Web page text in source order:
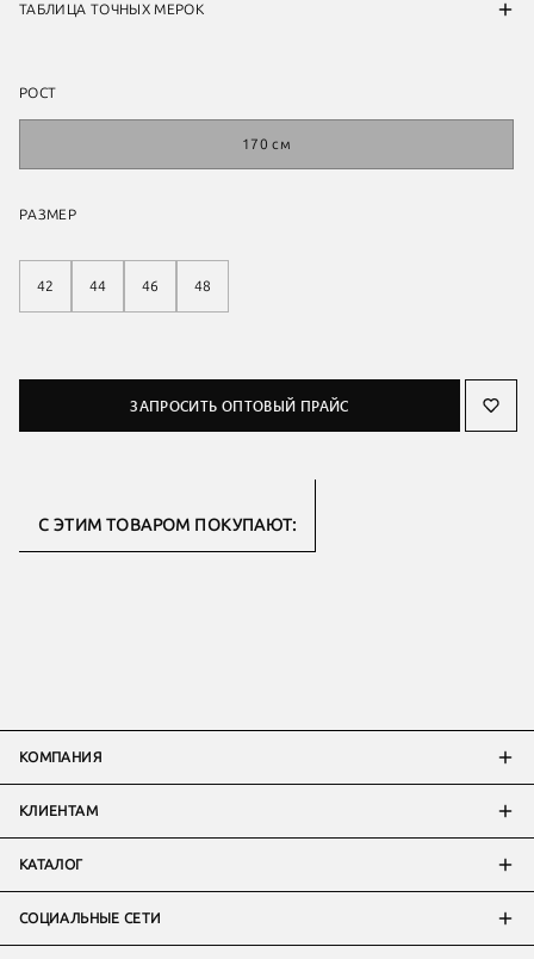
ТАБЛИЦА ТОЧНЫХ МЕРОК
РОСТ
170 см
РАЗМЕР
42 44 46 48
ЗАПРОСИТЬ ОПТОВЫЙ ПРАЙС
С ЭТИМ ТОВАРОМ ПОКУПАЮТ:
КОМПАНИЯ
КЛИЕНТАМ
КАТАЛОГ
СОЦИАЛЬНЫЕ СЕТИ